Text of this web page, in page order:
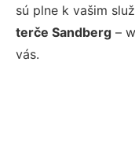
sú plne k vašim
terče Sandberg –
vás.